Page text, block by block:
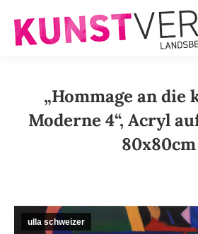
„Hommage an die
Moderne 4“, Acryl
80x80cm
ulla schweizer